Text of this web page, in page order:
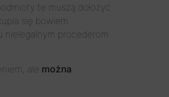
te muszą dołożyć
się bowiem
nielegalnym procederom
ale można